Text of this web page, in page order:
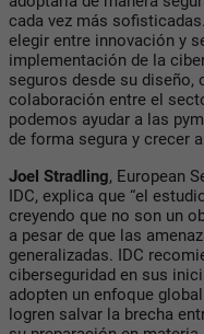
cada vez más
elegir entre innovación y
implementación de la
seguros desde su
colaboración entre el
podemos ayudar a las
de forma segura y crecer
Joel Stradling, European
IDC, explica que “el
creyendo que no son un
a pesar de que las
generalizadas. IDC
ciberseguridad en sus
adopten un enfoque
logren salvar la brecha